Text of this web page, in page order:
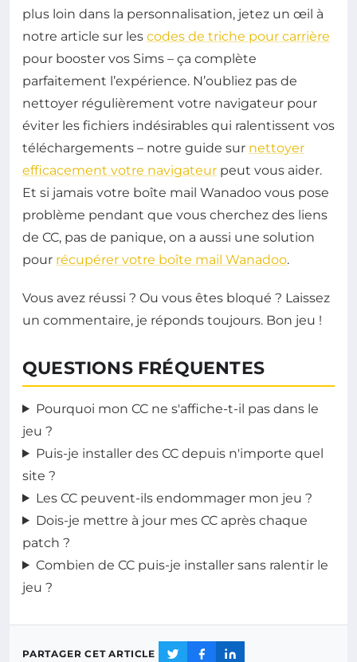
plus loin dans la personnalisation, jetez un œil à
notre article sur les codes de triche pour carrière
pour booster vos Sims – ça complète
parfaitement l’expérience. N’oubliez pas de
nettoyer régulièrement votre navigateur pour
éviter les fichiers indésirables qui ralentissent vos
téléchargements – notre guide sur nettoyer
efficacement votre navigateur peut vous aider.
Et si jamais votre boîte mail Wanadoo vous pose
problème pendant que vous cherchez des liens
de CC, pas de panique, on a aussi une solution
pour récupérer votre boîte mail Wanadoo.
Vous avez réussi ? Ou vous êtes bloqué ? Laissez
un commentaire, je réponds toujours. Bon jeu !
QUESTIONS FRÉQUENTES
Pourquoi mon CC ne s'affiche-t-il pas dans le
jeu ?
Puis-je installer des CC depuis n'importe quel
site ?
Les CC peuvent-ils endommager mon jeu ?
Dois-je mettre à jour mes CC après chaque
patch ?
Combien de CC puis-je installer sans ralentir le
jeu ?
PARTAGER CET ARTICLE